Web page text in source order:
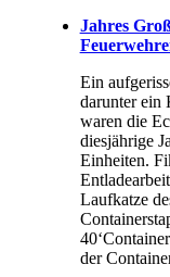
Jahres
Ein
darunter ein
waren die
diesjährige
Einheiten.
Laufkatze
der